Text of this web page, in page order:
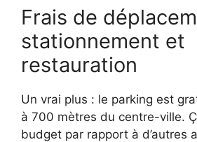
Frais de
stationnement et
restauration
Un vrai plus : le parking est
à 700 mètres du centre-ville.
budget par rapport à d’autres